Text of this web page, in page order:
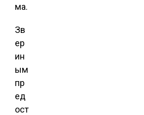
ма.
Зв
ер
ин
ым
пр
ед
ост